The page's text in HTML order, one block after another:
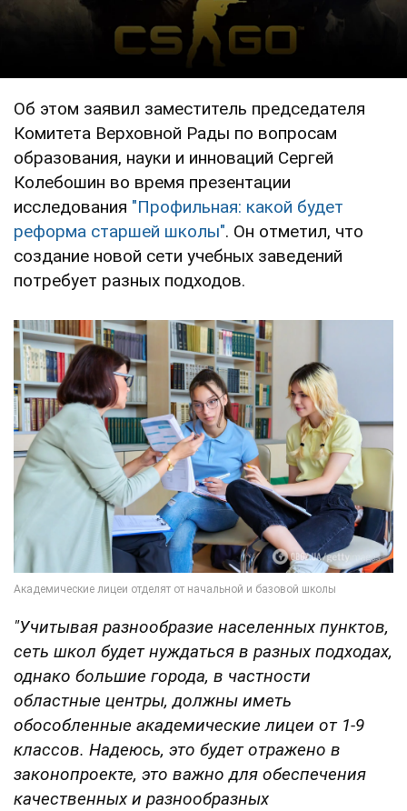
Об этом заявил заместитель председателя
Комитета Верховной Рады по вопросам
образования, науки и инноваций Сергей
Колебошин во время презентации
исследования "Профильная: какой будет
реформа старшей школы". Он отметил, что
создание новой сети учебных заведений
потребует разных подходов.
"Учитывая разнообразие населенных пунктов,
сеть школ будет нуждаться в разных подходах,
однако большие города, в частности
областные центры, должны иметь
обособленные академические лицеи от 1-9
классов. Надеюсь, это будет отражено в
законопроекте, это важно для обеспечения
качественных и разнообразных